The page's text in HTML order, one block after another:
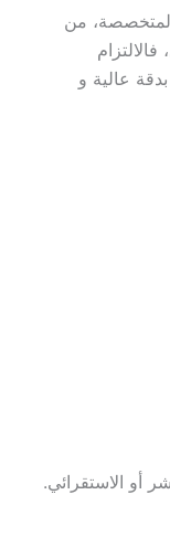
من
عالية و
أو الاستقرائي.